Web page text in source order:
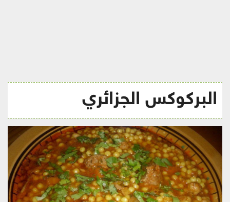
البركوكس الجزائري